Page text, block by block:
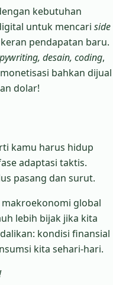
kebutuhan
untuk mencari side
pendapatan baru.
desain, coding,
bahkan dijual
dolar!
kamu harus hidup
adaptasi taktis.
pasang dan surut.
global
lebih bijak jika kita
kondisi finansial
kita sehari-hari.